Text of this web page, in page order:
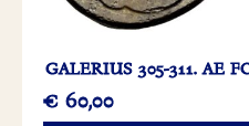
GALERIUS 305-311. AE
€ 60,00